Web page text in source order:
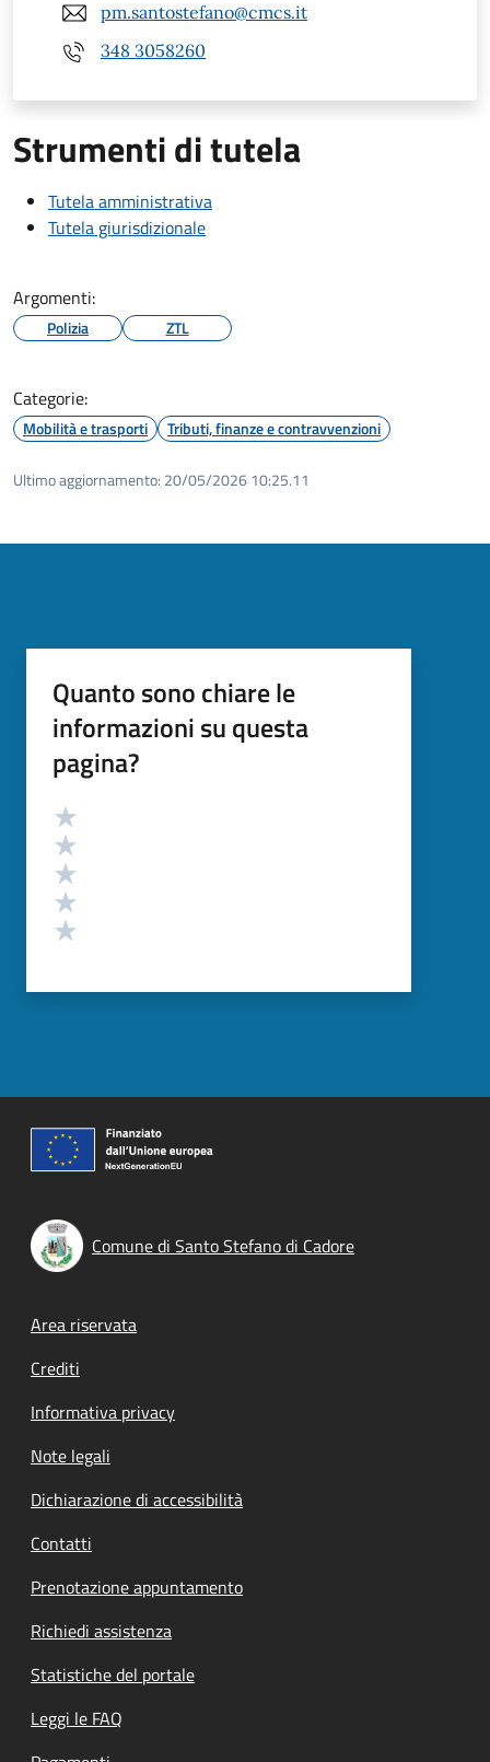
pm.santostefano@cmcs.it
348 3058260
Strumenti di tutela
Tutela amministrativa
Tutela giurisdizionale
Argomenti:
Polizia ZTL
Categorie:
Mobilità e trasporti Tributi, finanze e contravvenzioni
Ultimo aggiornamento: 20/05/2026 10:25.11
Quanto sono chiare le
informazioni su questa
pagina?
Valutazione
Comune di Santo Stefano di Cadore
Footer menu
Area riservata
Crediti
Informativa privacy
Note legali
Dichiarazione di accessibilità
Contatti
Prenotazione appuntamento
Richiedi assistenza
Statistiche del portale
Leggi le FAQ